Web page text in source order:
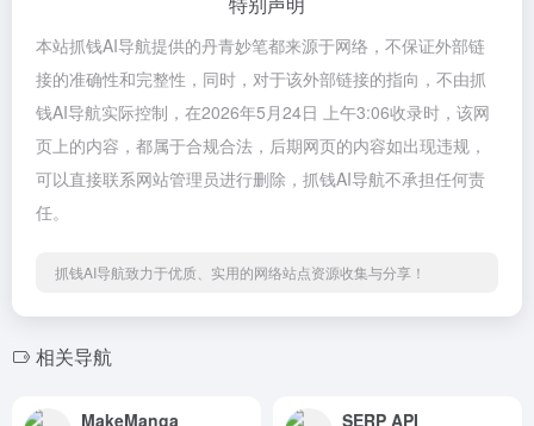
本站抓钱AI导航提供的丹青妙笔都来源于网络，不保证外部链
接的准确性和完整性，同时，对于该外部链接的指向，不由抓
钱AI导航实际控制，在2026年5月24日 上午3:06收录时，该网
页上的内容，都属于合规合法，后期网页的内容如出现违规，
可以直接联系网站管理员进行删除，抓钱AI导航不承担任何责
任。
抓钱AI导航致力于优质、实用的网络站点资源收集与分享！
相关导航
MakeManga SERP API